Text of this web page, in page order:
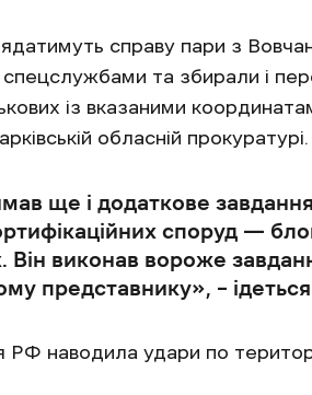
справу пари з
спецслужбами та збирали і
із вказаними
обласній прокуратурі.
ще і додаткове
споруд —
Він виконав вороже
представнику», –
РФ наводила удари по